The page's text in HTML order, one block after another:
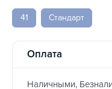
41 Стандарт
Оплата
Наличными,